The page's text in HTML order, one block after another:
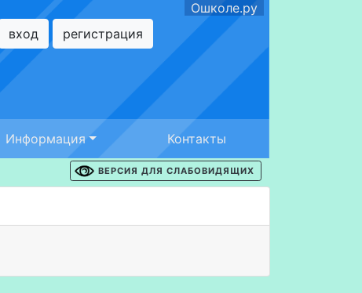
Ошколе.ру
вход
регистрация
Информация Контакты
ВЕРСИЯ ДЛЯ СЛАБОВИДЯЩИХ